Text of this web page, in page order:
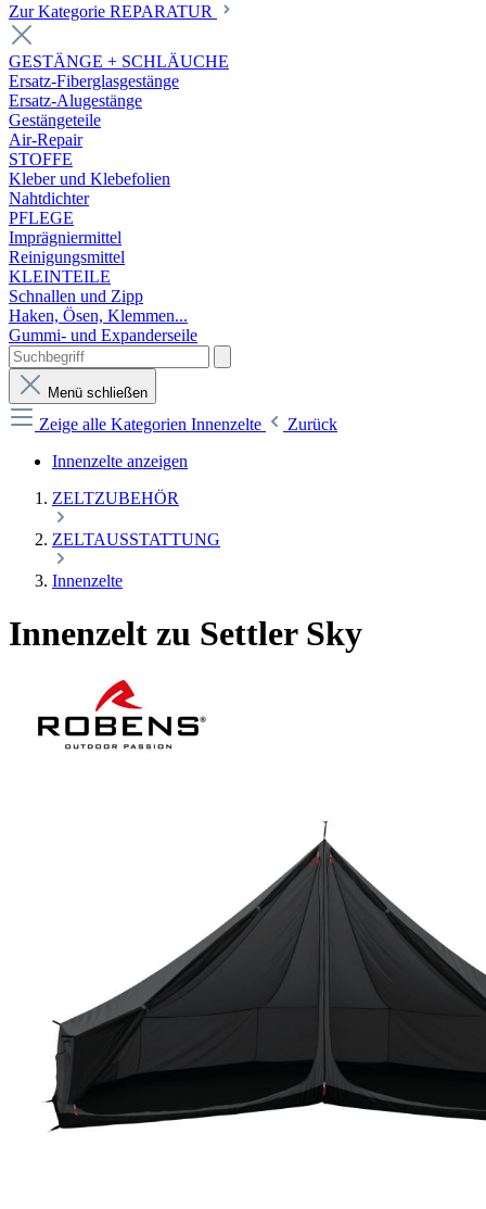
Zur Kategorie REPARATUR
GESTÄNGE + SCHLÄUCHE
Ersatz-Fiberglasgestänge
Ersatz-Alugestänge
Gestängeteile
Air-Repair
STOFFE
Kleber und Klebefolien
Nahtdichter
PFLEGE
Imprägniermittel
Reinigungsmittel
KLEINTEILE
Schnallen und Zipp
Haken, Ösen, Klemmen...
Gummi- und Expanderseile
Menü schließen
Zeige alle Kategorien Innenzelte
Zurück
Innenzelte anzeigen
ZELTZUBEHÖR
ZELTAUSSTATTUNG
Innenzelte
Innenzelt zu Settler Sky